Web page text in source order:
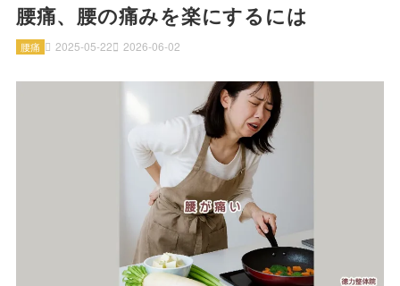
腰痛、腰の痛みを楽にするには
2025-05-22 2026-06-02
腰痛